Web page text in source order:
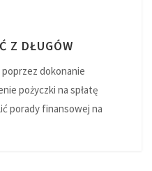
Z DŁUGÓW
dokonanie
pożyczki na spłatę
porady finansowej na